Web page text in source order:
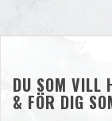
DU SOM VILL
& FÖR DIG